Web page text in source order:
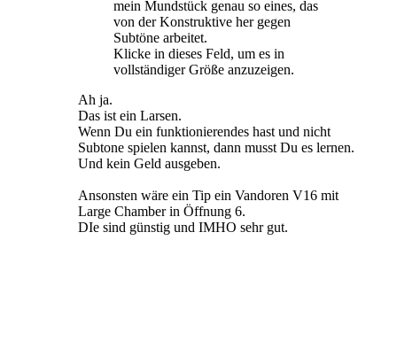
mein Mundstück genau so eines, das
von der Konstruktive her gegen
Subtöne arbeitet.
Klicke in dieses Feld, um es in
vollständiger Größe anzuzeigen.
Ah ja.
Das ist ein Larsen.
Wenn Du ein funktionierendes hast und nicht
Subtone spielen kannst, dann musst Du es lernen.
Und kein Geld ausgeben.
Ansonsten wäre ein Tip ein Vandoren V16 mit
Large Chamber in Öffnung 6.
DIe sind günstig und IMHO sehr gut.